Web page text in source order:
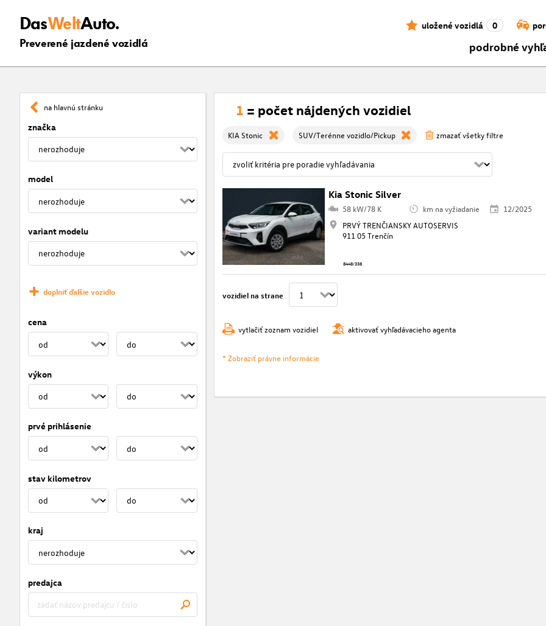
DasWeltAuto.
Preverené jazdené vozidlá
uložené vozidlá 0
podrobné
na hlavnú stránku
značka
model
variant modelu
doplniť ďalšie vozidlo
cena
výkon
prvé prihlásenie
stav kilometrov
kraj
predajca
1 = počet nájdených vozidiel
KIA Stonic SUV/Terénne vozidlo/Pickup zmazať všetky filtre
Kia Stonic Silver
58 kW/78 K km na vyžiadanie
12/2025
PRVÝ TRENČIANSKY AUTOSERVIS
911 05 Trenčín
8448/338
vozidiel na strane
vytlačiť zoznam vozidiel aktivovať vyhľadávacieho agenta
* Zobraziť právne informácie